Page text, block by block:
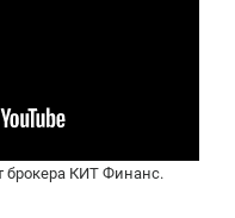
брокера КИТ Финанс.